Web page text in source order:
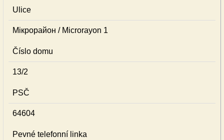
Ulice
Мікрорайон / Microrayon 1
Číslo domu
13/2
PSČ
64604
Pevné telefonní linka